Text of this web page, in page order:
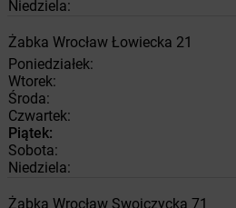
Niedziela:
Żabka Wrocław Łowiecka 21
Poniedziałek:
Wtorek:
Środa:
Czwartek:
Piątek:
Sobota:
Niedziela:
Żabka Wrocław Swojczycka 71